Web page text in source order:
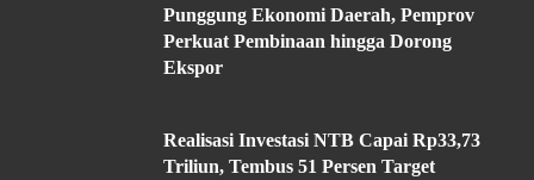
Punggung Ekonomi Daerah, Pemprov
Perkuat Pembinaan hingga Dorong
Ekspor
Realisasi Investasi NTB Capai Rp33,73
Triliun, Tembus 51 Persen Target